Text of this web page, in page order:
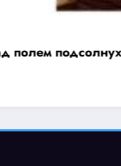
полем подсолнухов